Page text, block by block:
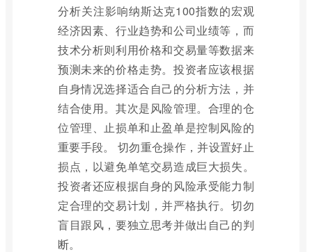
分析关注影响纳斯达克100指数的宏观
经济因素、行业趋势和公司业绩等，而
技术分析则利用价格和交易量等数据来
预测未来的价格走势。投资者应该根据
自身情况选择适合自己的分析方法，并
结合使用。其次是风险管理。合理的仓
位管理、止损单和止盈单是控制风险的
重要手段。 切勿重仓操作，并设置好止
损点，以避免单笔交易造成巨大损失。
投资者还应根据自身的风险承受能力制
定合理的交易计划，并严格执行。切勿
盲目跟风，要独立思考并做出自己的判
断。